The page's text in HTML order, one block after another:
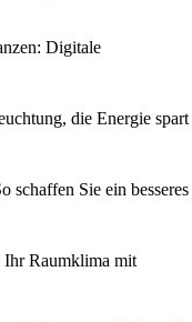
Digitale
die Energie spart
schaffen Sie ein besseres
Ihr Raumklima mit